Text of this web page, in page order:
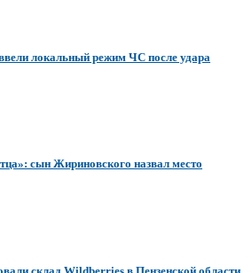
локальный режим ЧС после удара
сын Жириновского назвал место